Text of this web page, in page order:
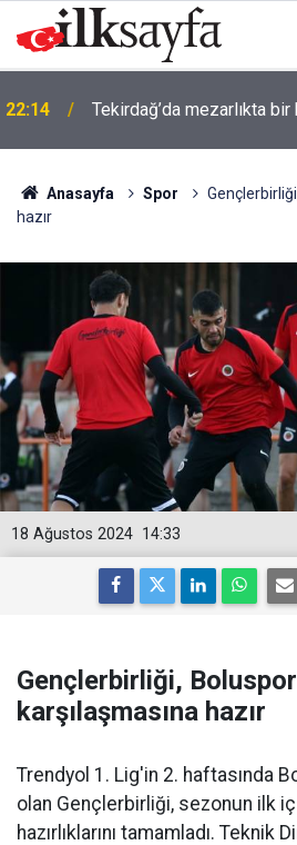
22:09
vefat listesi
Anasayfa Spor
hazır
14:33
18 Ağustos 2024
Gençlerbirliği, Boluspor
karşılaşmasına hazır
Trendyol 1. Lig'in 2. haftasında
olan Gençlerbirliği, sezonun ilk
hazırlıklarını tamamladı. Teknik